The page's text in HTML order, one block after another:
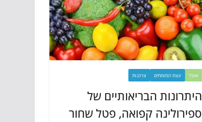
אוכל עצת המומחים צרכנות
היתרונות הבריאותיים של
ספירולינה קפואה, פטל שחור